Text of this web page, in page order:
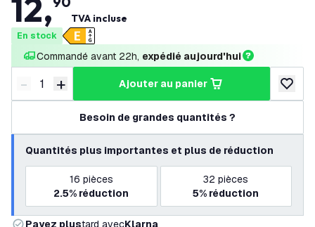
12, TVA incluse
En stock
Commandé avant 22h, expédié aujourd'hui
Diminuer la quantité
- Augmenter la quantité
+ ajouter au panier
Besoin de grandes quantités ?
Quantités plus importantes et plus de réduction
16 pièces
2.5% réduction
32 pièces
5% réduction
Payez plustard avecKlarna